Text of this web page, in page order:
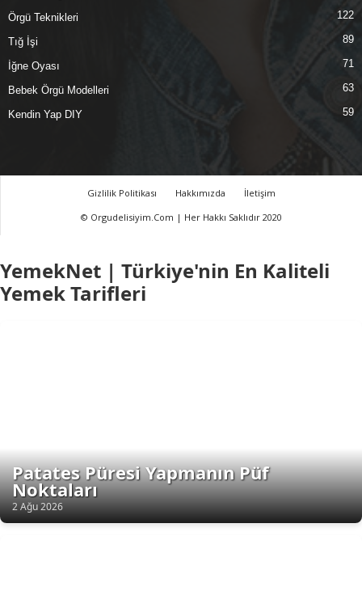
Örgü Teknikleri 122
Tığ İşi 89
İğne Oyası 71
Bebek Örgü Modelleri 63
Kendin Yap DIY 59
Gizlilik Politikası Hakkımızda
İletişim
© Orgudelisiyim.Com | Her Hakkı Saklıdır 2020
YemekNet | Türkiye'nin En Kaliteli
Yemek Tarifleri
Patates Püresi Yapmanın Püf
Noktaları
2 Ağu 2026